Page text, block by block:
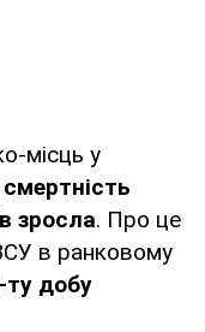
місць у
смертність
зросла. Про це
в ранковому
ту добу